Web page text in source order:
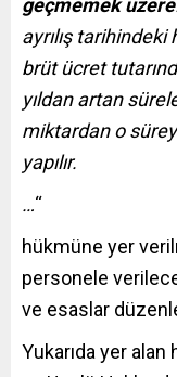
ayrılış tarihindeki
brüt ücret
yıldan artan
miktardan o
yapılır.
…“
hükmüne yer
personele
ve esaslar
Yukarıda yer alan